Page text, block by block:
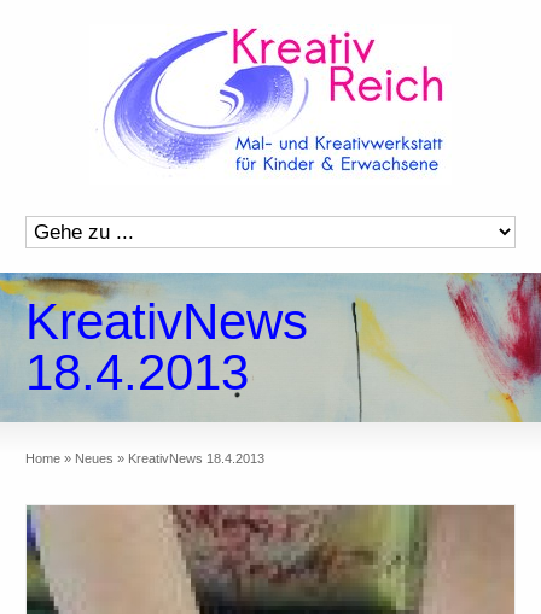
KreativNews
18.4.2013
Home » Neues » KreativNews 18.4.2013